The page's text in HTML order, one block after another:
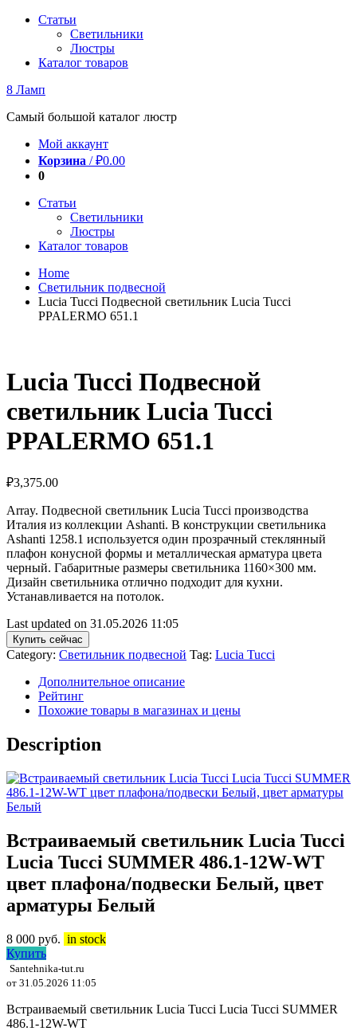
Перейти
содержимому
Статьи
Светильники
Люстры
Каталог товаров
8 Ламп
Самый большой каталог люстр
Мой аккаунт
Корзина /₽0.00
0
Статьи
Светильники
Люстры
Каталог товаров
Home
Светильник подвесной
Lucia Tucci Подвесной светильник Lucia Tucci
PPALERMO 651.1
Lucia Tucci Подвесной
светильник Lucia Tucci
PPALERMO 651.1
₽3,375.00
Array. Подвесной светильник Lucia Tucci производства
Италия из коллекции Ashanti. В конструкции светильника
Ashanti 1258.1 используется один прозрачный стеклянный
плафон конусной формы и металлическая арматура цвета
черный. Габаритные размеры светильника 1160×300 мм.
Дизайн светильника отлично подходит для кухни.
Устанавливается на потолок.
Last updated on 31.05.2026 11:05
Купить сейчас
Category: Светильник подвесной Tag: Lucia Tucci
Дополнительное описание
Рейтинг
Похожие товары в магазинах и цены
Description
Встраиваемый светильник Lucia Tucci
Lucia Tucci SUMMER 486.1-12W-WT
цвет плафона/подвески Белый, цвет
арматуры Белый
8 000 руб. in stock
Купить
Santehnika-tut.ru
от 31.05.2026 11:05
Встраиваемый светильник Lucia Tucci Lucia Tucci SUMMER
486.1-12W-WT